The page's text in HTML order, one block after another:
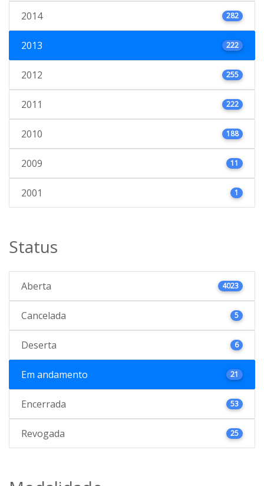
2014 282
2013 222
2012 255
2011 222
2010 188
2009 11
2001 1
Status
Aberta 4023
Cancelada 5
Deserta 6
Em andamento 21
Encerrada 53
Revogada 25